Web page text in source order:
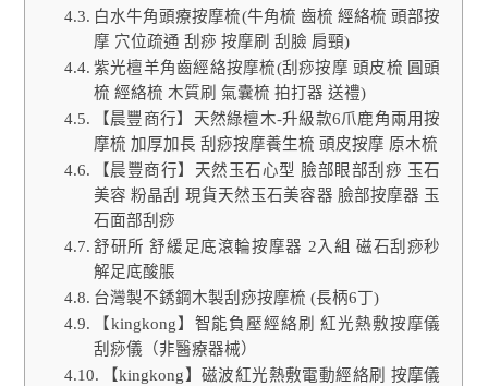
白水牛角頭療按摩梳(牛角梳 齒梳 經絡梳 頭部按
摩 穴位疏通 刮痧 按摩刷 刮臉 肩頸)
紫光檀羊角齒經絡按摩梳(刮痧按摩 頭皮梳 圓頭
梳 經絡梳 木質刷 氣囊梳 拍打器 送禮)
【晨豐商行】天然綠檀木-升級款6爪鹿角兩用按
摩梳 加厚加長 刮痧按摩養生梳 頭皮按摩 原木梳
【晨豐商行】天然玉石心型 臉部眼部刮痧 玉石
美容 粉晶刮 現貨天然玉石美容器 臉部按摩器 玉
石面部刮痧
舒研所 舒緩足底滾輪按摩器 2入組 磁石刮痧秒
解足底酸脹
台灣製不銹鋼木製刮痧按摩梳 (長柄6丁)
【kingkong】智能負壓經絡刷 紅光熱敷按摩儀
刮痧儀（非醫療器械）
【kingkong】磁波紅光熱敷電動經絡刷 按摩儀